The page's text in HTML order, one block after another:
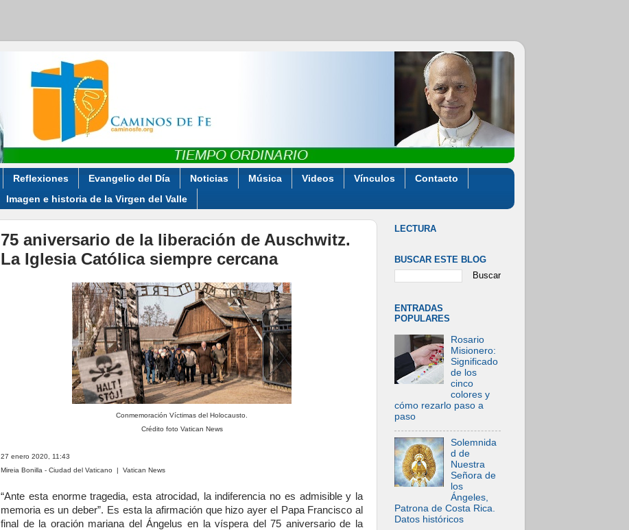
Reflexiones Evangelio del Día Noticias Música Videos Vínculos
Contacto
Imagen e historia de la Virgen del Valle
75 aniversario de la liberación de Auschwitz.
La Iglesia Católica siempre cercana
Conmemoración Víctimas del Holocausto.
Crédito foto Vatican News
27 enero 2020, 11:43
Mireia Bonilla - Ciudad del Vaticano | Vatican News
“Ante esta enorme tragedia, esta atrocidad, la indiferencia no es admisible y la
memoria es un deber”. Es esta la afirmación que hizo ayer el Papa Francisco al
final de la oración mariana del Ángelus en la víspera del 75 aniversario de la
LECTURA
BUSCAR ESTE BLOG
ENTRADAS
POPULARES
Rosario
Misionero:
Significado
de los
cinco
colores y
cómo rezarlo paso a
paso
Solemnida
d de
Nuestra
Señora de
los
Ángeles,
Patrona de Costa Rica.
Datos históricos